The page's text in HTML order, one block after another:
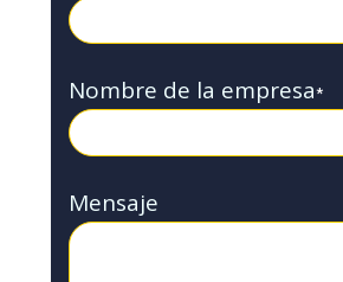
Nombre de la empresa*
Mensaje